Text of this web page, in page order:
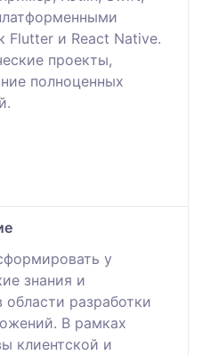
Flutter и React Native.
проекты,
полноценных
у
знания и
разработки
В рамках
клиентской и